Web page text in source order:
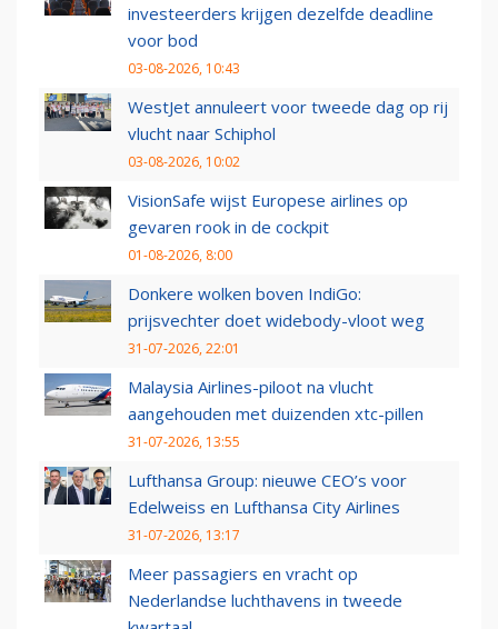
investeerders krijgen dezelfde deadline
voor bod
03-08-2026, 10:43
WestJet annuleert voor tweede dag op rij
vlucht naar Schiphol
03-08-2026, 10:02
VisionSafe wijst Europese airlines op
gevaren rook in de cockpit
01-08-2026, 8:00
Donkere wolken boven IndiGo:
prijsvechter doet widebody-vloot weg
31-07-2026, 22:01
Malaysia Airlines-piloot na vlucht
aangehouden met duizenden xtc-pillen
31-07-2026, 13:55
Lufthansa Group: nieuwe CEO’s voor
Edelweiss en Lufthansa City Airlines
31-07-2026, 13:17
Meer passagiers en vracht op
Nederlandse luchthavens in tweede